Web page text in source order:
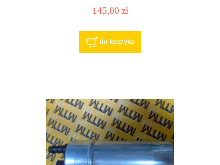
145,00 zł
do koszyka